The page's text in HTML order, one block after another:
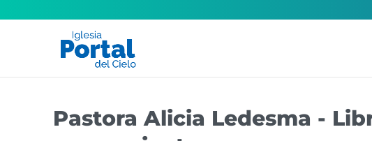
Pastora Alicia Ledesma -